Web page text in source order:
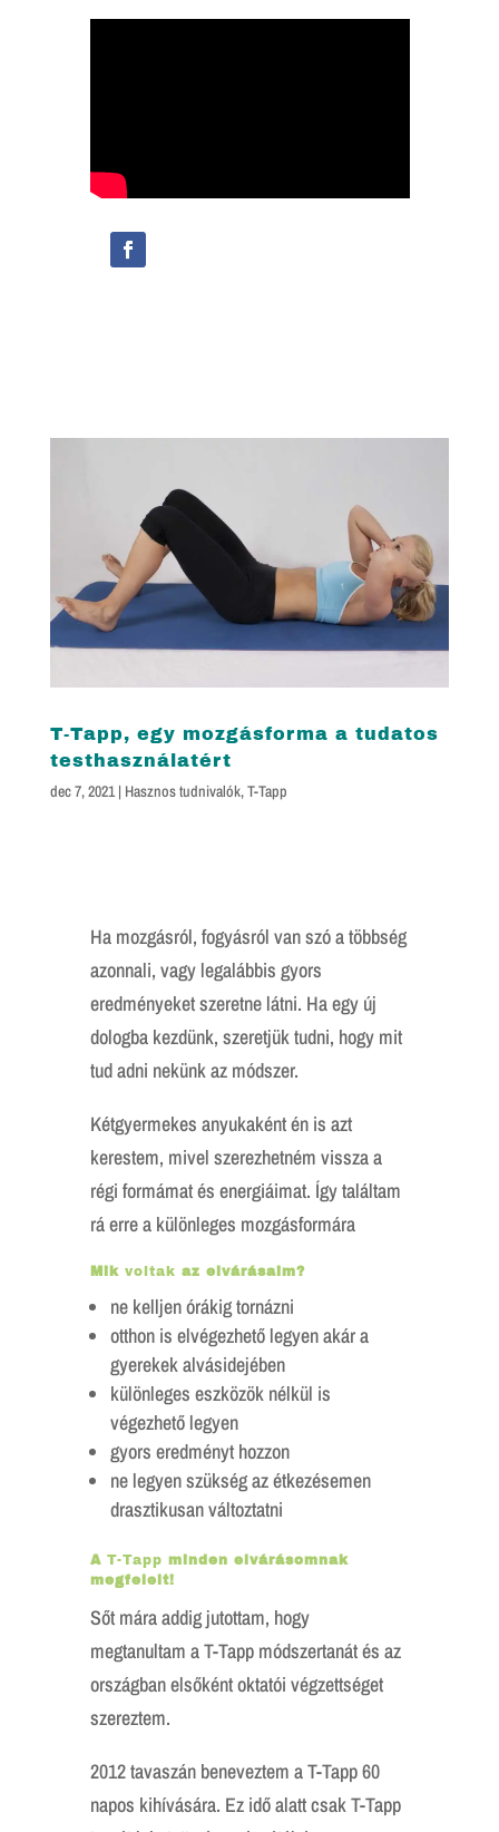
T-Tapp, egy mozgásforma a tudatos
testhasználatért
dec 7, 2021| Hasznos tudnivalók,T-Tapp
Ha mozgásról, fogyásról van szó a többség
azonnali, vagy legalábbis gyors
eredményeket szeretne látni. Ha egy új
dologba kezdünk, szeretjük tudni, hogy mit
tud adni nekünk az módszer.
Kétgyermekes anyukaként én is azt
kerestem, mivel szerezhetném vissza a
régi formámat és energiáimat. Így találtam
rá erre a különleges mozgásformára
Mikvoltak az elvárásaim?
ne kelljen órákig tornázni
otthon is elvégezhető legyen akár a
gyerekek alvásidejében
különleges eszközök nélkül is
végezhető legyen
gyors eredményt hozzon
ne legyen szükség az étkezésemen
drasztikusan változtatni
AT-Tapp minden elvárásomnak
megfelelt!
Sőt mára addig jutottam, hogy
megtanultam a T-Tapp módszertanát és az
országban elsőként oktatói végzettséget
szereztem.
2012 tavaszán beneveztem a T-Tapp 60
napos kihívására. Ez idő alatt csak T-Tapp